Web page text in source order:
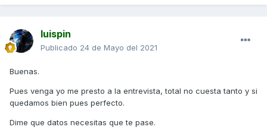
luispin
Publicado 24 de Mayo del 2021
Buenas.
Pues venga yo me presto a la entrevista, total no cuesta tanto y si
quedamos bien pues perfecto.
Dime que datos necesitas que te pase.